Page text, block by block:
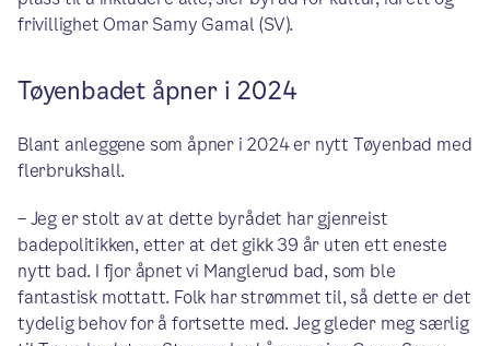
frivillighet Omar Samy Gamal (SV).
Tøyenbadet åpner i 2024
Blant anleggene som åpner i 2024 er nytt Tøyenbad med
flerbrukshall.
– Jeg er stolt av at dette byrådet har gjenreist
badepolitikken, etter at det gikk 39 år uten ett eneste
nytt bad. I fjor åpnet vi Manglerud bad, som ble
fantastisk mottatt. Folk har strømmet til, så dette er det
tydelig behov for å fortsette med. Jeg gleder meg særlig